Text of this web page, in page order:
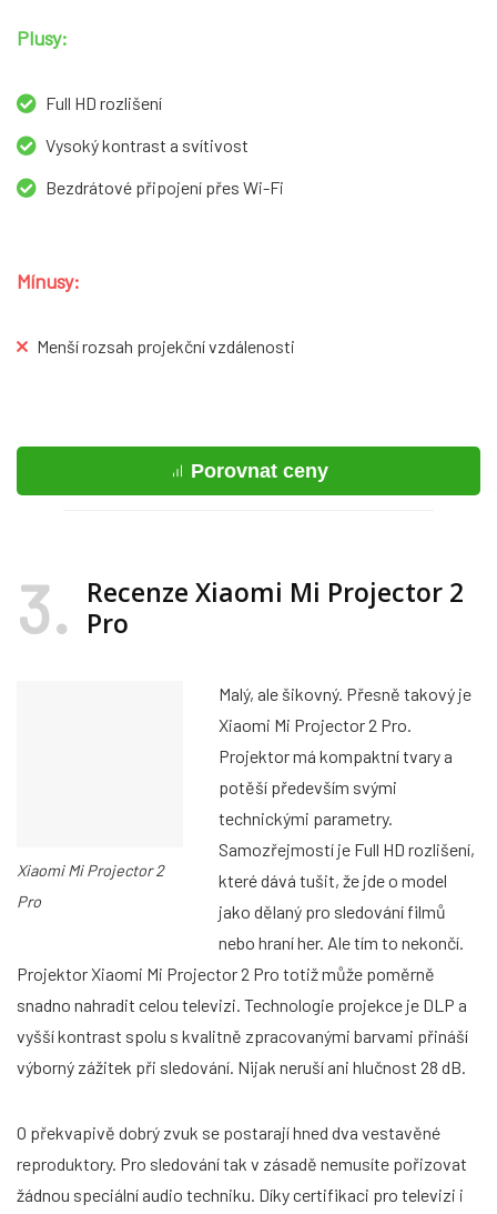
Plusy:
Full HD rozlišení
Vysoký kontrast a svítivost
Bezdrátové připojení přes Wi-Fi
Mínusy:
Menší rozsah projekční vzdálenosti
Porovnat ceny
3
Recenze Xiaomi Mi Projector 2
Pro
Xiaomi Mi Projector 2
Pro
Malý, ale šikovný. Přesně takový je
Xiaomi Mi Projector 2 Pro.
Projektor má kompaktní tvary a
potěší především svými
technickými parametry.
Samozřejmostí je Full HD rozlišení,
které dává tušit, že jde o model
jako dělaný pro sledování filmů
nebo hraní her. Ale tím to nekončí.
Projektor Xiaomi Mi Projector 2 Pro totiž může poměrně
snadno nahradit celou televizi. Technologie projekce je DLP a
vyšší kontrast spolu s kvalitně zpracovanými barvami přináší
výborný zážitek při sledování. Nijak neruší ani hlučnost 28 dB.
O překvapivě dobrý zvuk se postarají hned dva vestavěné
reproduktory. Pro sledování tak v zásadě nemusíte pořizovat
žádnou speciální audio techniku. Díky certifikaci pro televizi i